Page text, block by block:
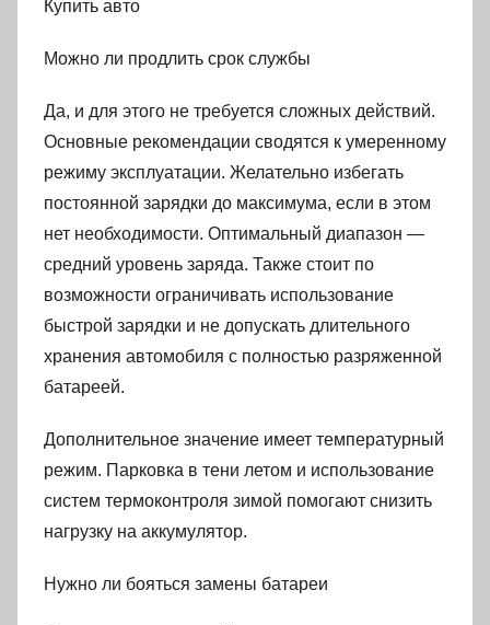
Купить авто
Можно ли продлить срок службы
Да, и для этого не требуется сложных действий.
Основные рекомендации сводятся к умеренному
режиму эксплуатации. Желательно избегать
постоянной зарядки до максимума, если в этом
нет необходимости. Оптимальный диапазон —
средний уровень заряда. Также стоит по
возможности ограничивать использование
быстрой зарядки и не допускать длительного
хранения автомобиля с полностью разряженной
батареей.
Дополнительное значение имеет температурный
режим. Парковка в тени летом и использование
систем термоконтроля зимой помогают снизить
нагрузку на аккумулятор.
Нужно ли бояться замены батареи